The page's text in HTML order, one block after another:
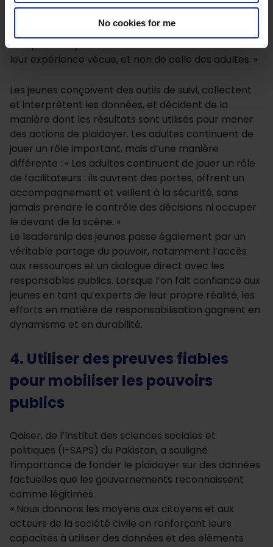
No cookies for me
sont eux-mêmes qui définissent les priorités —
lorsque les enjeux et les revendications découlent de
leur expérience vécue, et non de celle des adultes. »
Les jeunes conçoivent des outils de suivi, collectent
et interprètent les données, et décident de la
manière dont les résultats sont utilisés pour mener
des actions de plaidoyer. Les adultes continuent de
jouer un rôle important, mais d’une manière
différente : « Les adultes continuent de jouer un rôle
de facilitateurs : ils ouvrent des portes, offrent un
accompagnement et veillent à la sécurité, sans
jamais prendre le contrôle des décisions ni occuper
le devant de la scène. »
Le leadership des jeunes passe également par un
véritable partage du pouvoir, notamment l’accès
aux ressources et un dialogue direct avec les
responsables publics. Lorsque l’on fait confiance aux
jeunes en tant qu’experts de leur propre réalité, les
efforts en matière de responsabilisation gagnent en
dynamisme et en durabilité.
4. Utiliser des preuves fiables
pour mobiliser les pouvoirs
publics
Qaiser, de l’Institut des sciences sociales et
politiques (I-SAPS) du Pakistan, a souligné
l’importance de fonder le plaidoyer sur des données
factuelles que les gouvernements reconnaissent
comme légitimes.
« Nous donnons les moyens aux citoyens et aux
acteurs de la société civile en renforçant leurs
capacités à utiliser des données et des éléments